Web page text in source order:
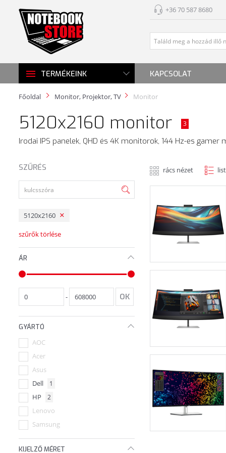
+36 70 587 8680
TERMÉKEINK KAPCSOLAT
Főoldal Monitor, Projektor, TV Monitor
5120x2160 monitor 3
Irodai IPS panelek, QHD és 4K monitorok, 144 Hz-es
SZŰRÉS
5120x2160
szűrők törlése
ÁR
-
GYÁRTÓ
AOC
Acer
Asus
Dell
1
HP 2
Lenovo
Samsung
ViewSonic
KIJELZŐ MÉRET
rács nézet